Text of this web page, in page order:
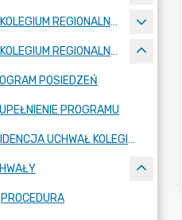
2023 KOLEGIUM REGIONALNEJ IZBY OBRACHUNKOWEJ W POZNANIU
2024 KOLEGIUM REGIONALNEJ IZBY OBRACHUNKOWEJ W POZNANIU
POSIEDZEŃ
PROGRAMU
EWIDENCJA UCHWAŁ KOLEGIUM IZBY
PROCEDURA